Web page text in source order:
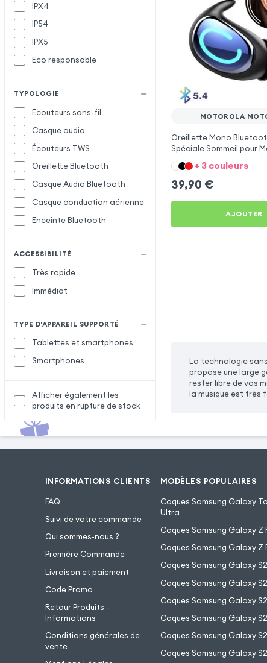
IPX4
IP54
IPX5
Eco responsable
TYPOLOGIE
Ecouteurs sans-fil
Casque audio
Écouteurs TWS
Oreillette Bluetooth
Casque Audio Bluetooth
Casque conduction aérienne
Enceinte Bluetooth
ACCESSIBILITÉ
Très rapide
Immédiat
TYPE D'APPAREIL SUPPORTÉ
Tablettes et smartphones
Smartphones
Afficher également les
produits en rupture de stock
MOTOROLA
Oreillette Mono
Spéciale Sommeil pour
Moto G55
+ 3 couleurs
39,90 €
AJOUTER
La technologie
propose une large
rester libre de vos
la musique est très
INFORMATIONS CLIENTS
FAQ
Suivi de votre commande
Qui sommes-nous ?
Première Commande
Livraison et paiement
Code Promo
Retour Produits -
Informations
Conditions générales de
vente
MODÈLES POPULAIRES
Coques Samsung Galaxy
Ultra
Coques Samsung Galaxy Z
Coques Samsung Galaxy Z
Coques Samsung Galaxy
Coques Samsung Galaxy
Coques Samsung Galaxy
Coques Samsung Galaxy
Coques Samsung Galaxy
Coques Samsung Galaxy